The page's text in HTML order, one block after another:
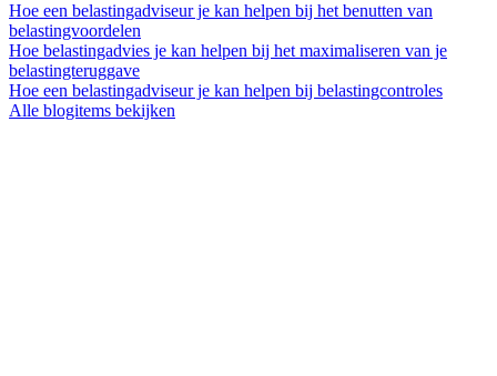
Hoe een belastingadviseur je kan helpen bij het benutten van
belastingvoordelen
Hoe belastingadvies je kan helpen bij het maximaliseren van je
belastingteruggave
Hoe een belastingadviseur je kan helpen bij belastingcontroles
Alle blogitems bekijken